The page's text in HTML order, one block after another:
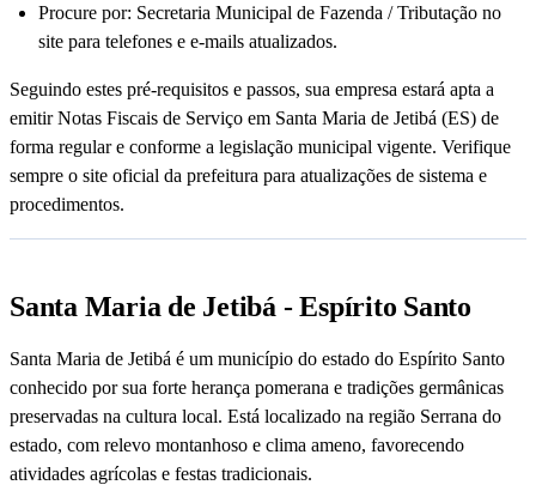
Procure por: Secretaria Municipal de Fazenda / Tributação no
site para telefones e e-mails atualizados.
Seguindo estes pré-requisitos e passos, sua empresa estará apta a
emitir Notas Fiscais de Serviço em Santa Maria de Jetibá (ES) de
forma regular e conforme a legislação municipal vigente. Verifique
sempre o site oficial da prefeitura para atualizações de sistema e
procedimentos.
Santa Maria de Jetibá - Espírito Santo
Santa Maria de Jetibá é um município do estado do Espírito Santo
conhecido por sua forte herança pomerana e tradições germânicas
preservadas na cultura local. Está localizado na região Serrana do
estado, com relevo montanhoso e clima ameno, favorecendo
atividades agrícolas e festas tradicionais.